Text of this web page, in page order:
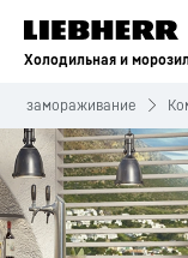
Холодильная и
и замораживание